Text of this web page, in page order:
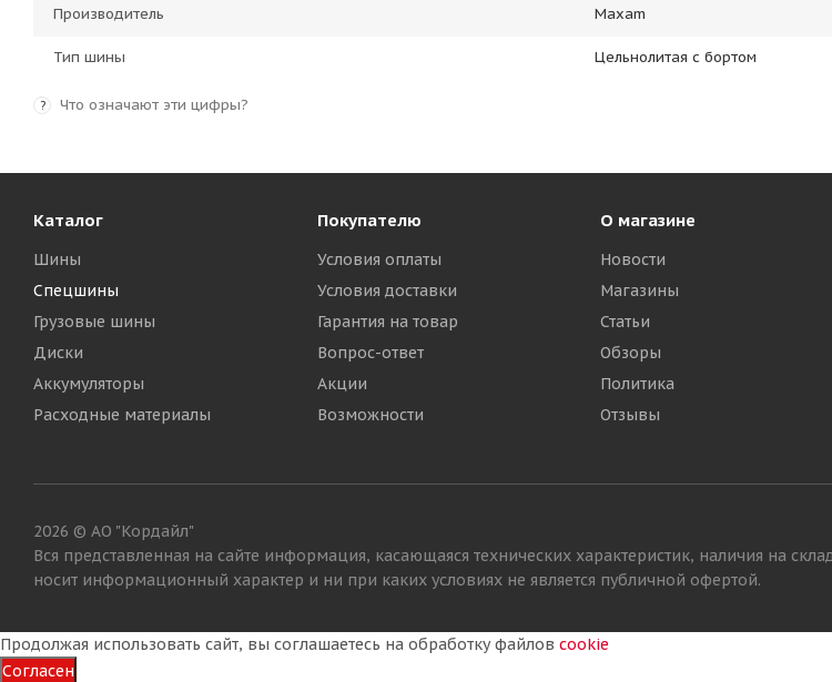
Производитель Maxam
Тип шины Цельнолитая с бортом
? Что означают эти цифры?
Каталог
Шины
Спецшины
Грузовые шины
Диски
Аккумуляторы
Расходные материалы
Покупателю
Условия оплаты
Условия доставки
Гарантия на товар
Вопрос-ответ
Акции
Возможности
О магазине
Новости
Магазины
Статьи
Обзоры
Политика
Отзывы
2026 © АО "Кордайл"
Вся представленная на сайте информация, касающаяся технических характеристик, наличия на
носит информационный характер и ни при каких условиях не является публичной офертой.
Продолжая использовать сайт, вы соглашаетесь на обработку файлов cookie
Согласен